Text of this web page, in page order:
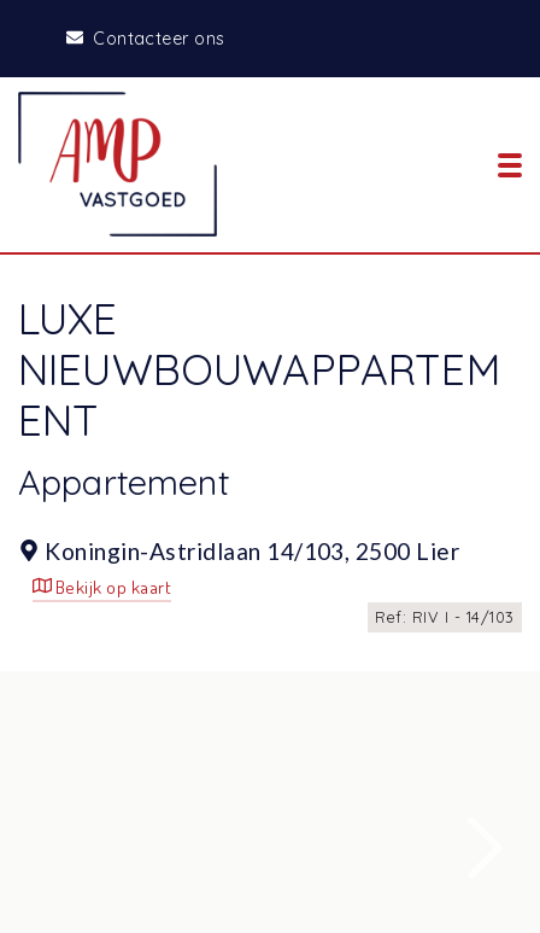
Contacteer ons
LUXE
NIEUWBOUWAPPARTEM
ENT
Appartement
Koningin-Astridlaan 14/103, 2500 Lier
Bekijk op kaart
Ref: RIV I - 14/103